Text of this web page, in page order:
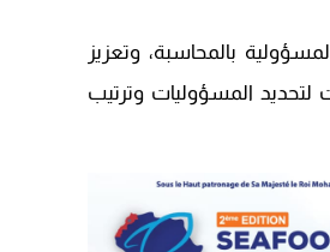
بالمحاسبة، وتعزيز
المسؤوليات وترتيب